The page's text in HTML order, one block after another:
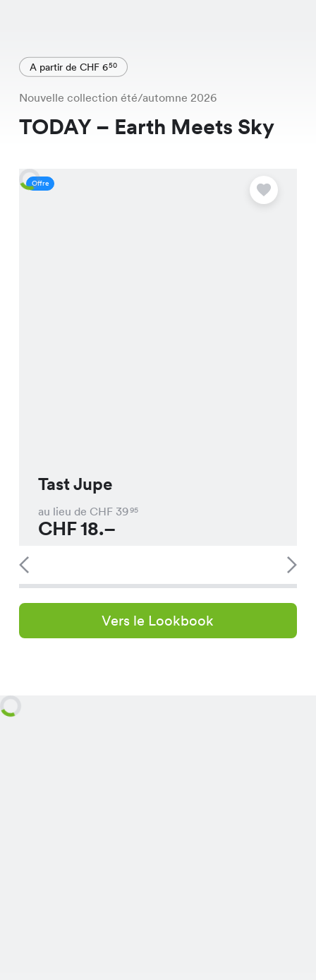
A partir de CHF 650
Nouvelle collection été/automne 2026
TODAY – Earth Meets Sky
Offre
Tast Jupe
au lieu de CHF 3995
CHF18.–
Vers le Lookbook